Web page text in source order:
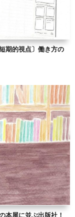
期的視点〕働き方の
本屋に並ぶ出版社！